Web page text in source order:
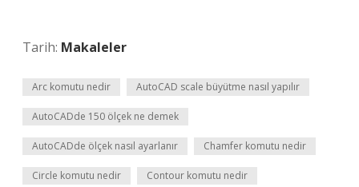
Tarih: Makaleler
Arc komutu nedir AutoCAD scale büyütme nasıl yapılır
AutoCADde 150 ölçek ne demek
AutoCADde ölçek nasıl ayarlanır Chamfer komutu nedir
Circle komutu nedir Contour komutu nedir